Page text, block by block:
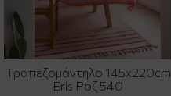
Τραπεζομάντηλο 145x220cm
Eris Ροζ 540